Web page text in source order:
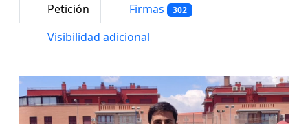
Petición Firmas 302
Visibilidad adicional